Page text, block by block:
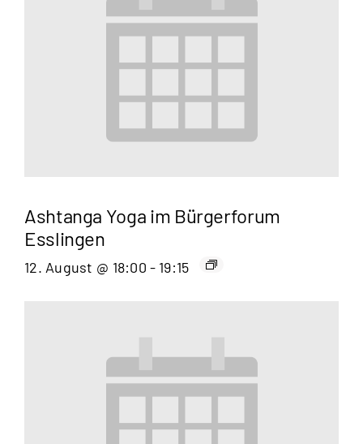
Ashtanga Yoga im Bürgerforum
Esslingen
12. August @ 18:00 - 19:15